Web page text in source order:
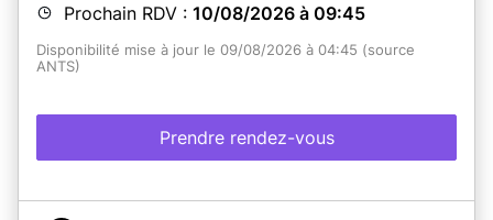
Prochain RDV : 10/08/2026 à 09:45
Disponibilité mise à jour le 09/08/2026 à 04:45 (source
ANTS)
Prendre rendez-vous